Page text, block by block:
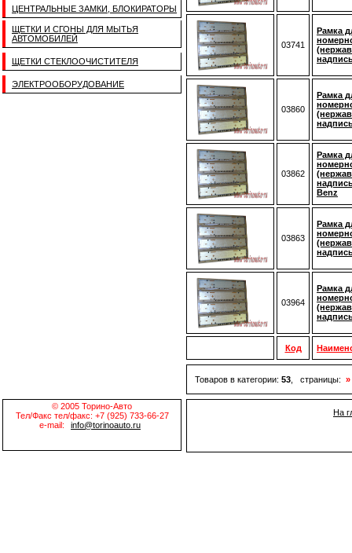
ЦЕНТРАЛЬНЫЕ ЗАМКИ, БЛОКИРАТОРЫ
ЩЕТКИ И СГОНЫ ДЛЯ МЫТЬЯ
АВТОМОБИЛЕЙ
ЩЕТКИ СТЕКЛООЧИСТИТЕЛЯ
ЭЛЕКТРООБОРУДОВАНИЕ
03741
Рамка
03860
Рамка
03862
Рамка
Benz
03863
Рамка
03964
Рамка
Код
Товаров в категории: 53 , страницы: »
© 2005 Торино-Авто
Тел/Факс тел/факс: +7 (925) 733-66-27
e-mail:
info@torinoauto.ru
На